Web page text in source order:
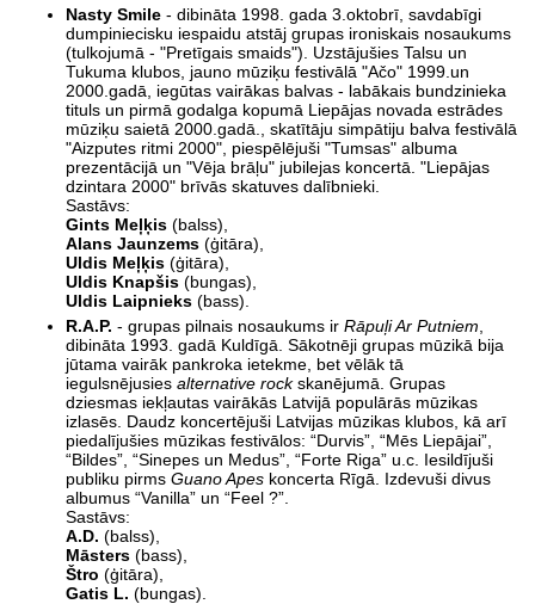
Nasty Smile - dibināta 1998. gada 3.oktobrī, savdabīgi
dumpiniecisku iespaidu atstāj grupas ironiskais nosaukums
(tulkojumā - "Pretīgais smaids"). Uzstājušies Talsu un
Tukuma klubos, jauno mūziķu festivālā "Ačo" 1999.un
2000.gadā, iegūtas vairākas balvas - labākais bundzinieka
tituls un pirmā godalga kopumā Liepājas novada estrādes
mūziķu saietā 2000.gadā., skatītāju simpātiju balva festivālā
"Aizputes ritmi 2000", piespēlējuši "Tumsas" albuma
prezentācijā un "Vēja brāļu" jubilejas koncertā. "Liepājas
dzintara 2000" brīvās skatuves dalībnieki.
Sastāvs:
Gints Meļķis (balss),
Alans Jaunzems (ģitāra),
Uldis Meļķis (ģitāra),
Uldis Knapšis (bungas),
Uldis Laipnieks (bass).
R.A.P. - grupas pilnais nosaukums ir Rāpuļi Ar Putniem
dibināta 1993. gadā Kuldīgā. Sākotnēji grupas mūzikā bija
jūtama vairāk pankroka ietekme, bet vēlāk tā
iegulsnējusies alternative rockskanējumā. Grupas
dziesmas iekļautas vairākās Latvijā populārās mūzikas
izlasēs. Daudz koncertējuši Latvijas mūzikas klubos, kā arī
piedalījušies mūzikas festivālos: “Durvis”, “Mēs Liepājai”,
“Bildes”, “Sinepes un Medus”, “Forte Riga” u.c. Iesildījuši
publiku pirms Guano Apes koncerta Rīgā. Izdevuši divus
albumus “Vanilla” un “Feel ?”.
Sastāvs:
A.D. (balss),
Māsters (bass),
Štro (ģitāra),
Gatis L. (bungas).